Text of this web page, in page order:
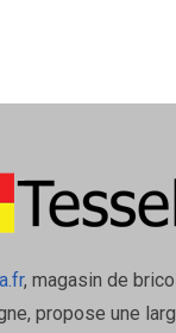
, magasin de
propose une